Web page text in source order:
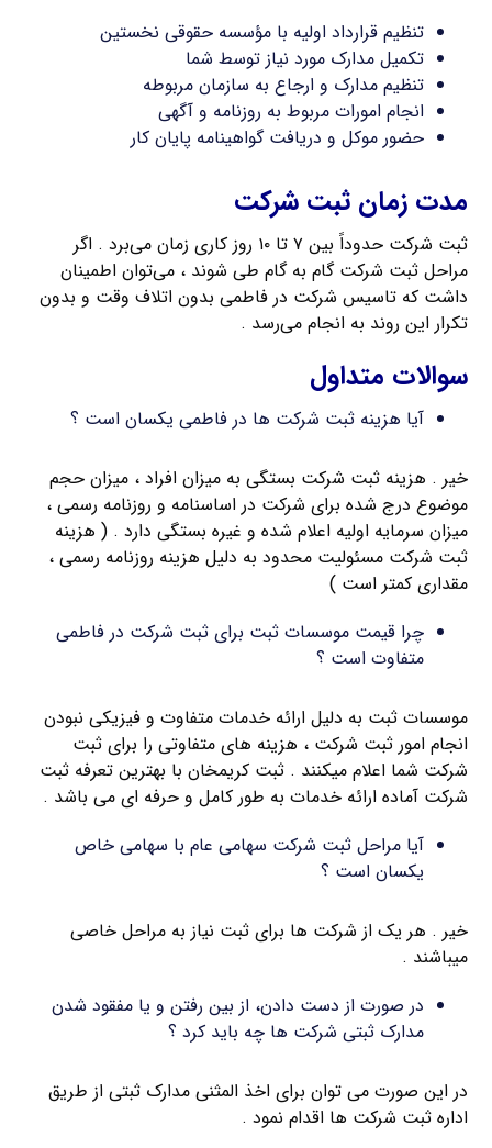
تنظیم قرارداد اولیه با مؤسسه حقوقی نخستین
تکمیل مدارک مورد نیاز توسط شما
تنظیم مدارک و ارجاع به سازمان مربوطه
انجام امورات مربوط به روزنامه و آگهی
حضور موکل و دریافت گواهینامه پایان کار
مدت زمان ثبت شرکت
ثبت شرکت حدوداً بین ۷ تا ۱۰ روز کاری زمان می‌برد . اگر
مراحل ثبت شرکت گام به گام طی شوند ، می‌توان اطمینان
داشت که تاسیس شرکت در فاطمی بدون اتلاف وقت و بدون
تکرار این روند به انجام می‌رسد .
سوالات متداول
آیا هزینه ثبت شرکت ها در فاطمی یکسان است ؟
خیر . هزینه ثبت شرکت بستگی به میزان افراد ، میزان حجم
موضوع درج شده برای شرکت در اساسنامه و روزنامه رسمی ،
میزان سرمایه اولیه اعلام شده و غیره بستگی دارد . ( هزینه
ثبت شرکت مسئولیت محدود به دلیل هزینه روزنامه رسمی ،
مقداری کمتر است )
چرا قیمت موسسات ثبت برای ثبت شرکت در فاطمی
متفاوت است ؟
موسسات ثبت به دلیل ارائه خدمات متفاوت و فیزیکی نبودن
انجام امور ثبت شرکت ، هزینه های متفاوتی را برای ثبت
شرکت شما اعلام میکنند . ثبت کریمخان با بهترین تعرفه ثبت
شرکت آماده ارائه خدمات به طور کامل و حرفه ای می باشد .
آیا مراحل ثبت شرکت سهامی عام با سهامی خاص
یکسان است ؟
خیر . هر یک از شرکت ها برای ثبت نیاز به مراحل خاصی
میباشند .
در صورت از دست دادن، از بین رفتن و یا مفقود شدن
مدارک ثبتی شرکت ها چه باید کرد ؟
در این صورت می توان برای اخذ المثنی مدارک ثبتی از طریق
اداره ثبت شرکت ها اقدام نمود .